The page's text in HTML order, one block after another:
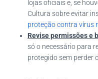
lojas oficiais e, se
Cultura sobre evitar
proteção contra vírus
Revise permissões e
só o necessário para
protegido sem perder